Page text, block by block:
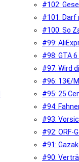
#102:
#101: Darf
#100: So
#99:
#98: GTA
#97: Wird
#96: 13€/
#95: 25
#94:
#93:
#92: ORF-
#91:
#90: